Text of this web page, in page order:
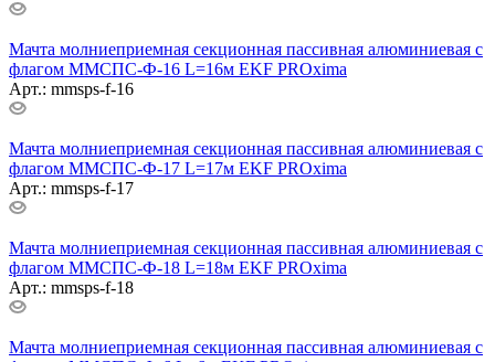
Мачта молниеприемная секционная пассивная алюминиевая c
флагом ММСПС-Ф-16 L=16м EKF PROxima
Арт.: mmsps-f-16
Мачта молниеприемная секционная пассивная алюминиевая c
флагом ММСПС-Ф-17 L=17м EKF PROxima
Арт.: mmsps-f-17
Мачта молниеприемная секционная пассивная алюминиевая c
флагом ММСПС-Ф-18 L=18м EKF PROxima
Арт.: mmsps-f-18
Мачта молниеприемная секционная пассивная алюминиевая c